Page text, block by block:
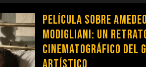
Película sobre Amedeo
Modigliani: Un
Cinematográfico del